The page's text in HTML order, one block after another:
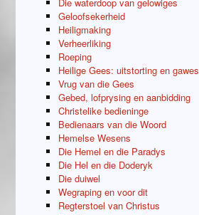
Geloofsekerheid
Heiligmaking
Verheerliking
Roeping
Heilige Gees: uitstorting en gawes
Vrug van die Gees
Gebed, lofprysing en aanbidding
Christelike bedieninge
Bedienaars van die Woord
Hemelse Wesens
Die Hemel en die Paradys
Die Hel en die Doderyk
Die duiwel
Wegraping en voor dit
Regterstoel van Christus